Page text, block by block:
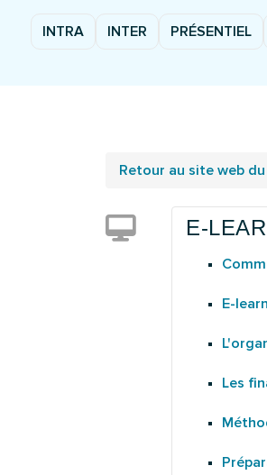
INTRA INTER PRÉSENTIEL
Retour au site web
E-
E-
Les